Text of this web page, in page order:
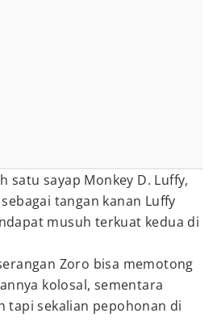
satu sayap Monkey D. Luffy,
tangan kanan Luffy
musuh terkuat kedua di
Zoro bisa memotong
kolosal, sementara
tapi sekalian pepohonan di